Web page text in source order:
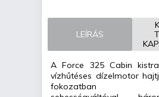
LEÍRÁS
A Force 325 Cabin
vízhűtéses dízelmotor
fokozatban